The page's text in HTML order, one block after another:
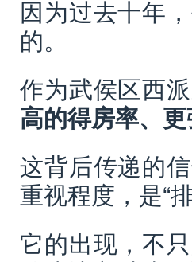
因为过去十年
的。
作为武侯区西
高的得房率、
这背后传递的
重视程度，是“排
它的出现，不